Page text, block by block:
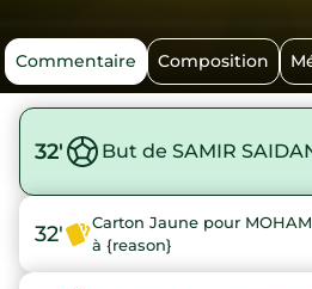
Commentaire Composition
32' But de SAMIR
32'
Carton Jaune pour
à {reason}